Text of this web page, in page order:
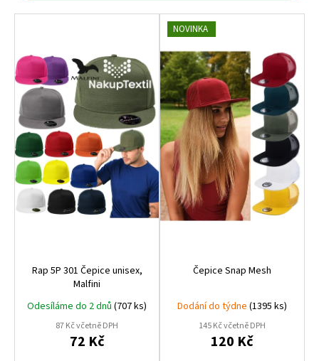
o
d
u
k
t
ů
V
p
i
s
p
r
o
d
u
k
Rap 5P 301 Čepice unisex,
Malfini
Odesíláme do 2 dnů (707 ks)
87 Kč včetně DPH
72 Kč
NOVINKA
Čepice Snap Mesh
Dodání do týdne (1395 ks)
145 Kč včetně DPH
120 Kč